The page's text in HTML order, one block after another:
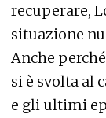
recuperare,
situazione
Anche
si è svolta al
e gli ultimi